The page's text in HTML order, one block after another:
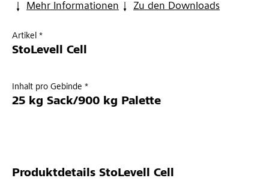
Mehr Informationen
Zu den Downloads
Artikel *
StoLevell Cell
Inhalt pro Gebinde *
25 kg Sack/900 kg Palette
Produktdetails StoLevell Cell